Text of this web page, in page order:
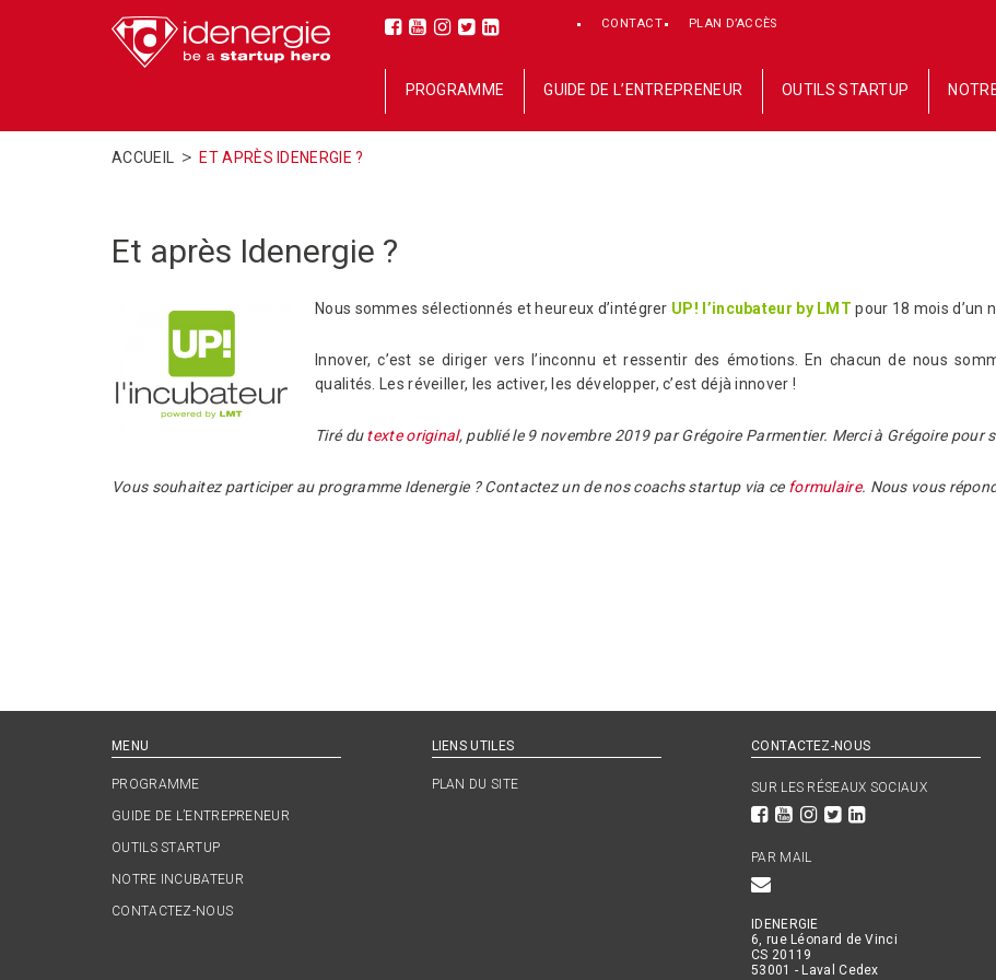
PROGRAMME GUIDE DE L’ENTREPRENEUR OUTILS STARTUP
CONTACT PLAN D’ACCÈS
ACCUEIL > ET APRÈS IDENERGIE ?
Et après Idenergie ?
Nous sommes sélectionnés et heureux d’intégrer UP! l’incubateur by LMT pour 18 mois d’un
Innover, c’est se diriger vers l’inconnu et ressentir des émotions. En chacun de nous
qualités. Les réveiller, les activer, les développer, c’est déjà innover !
Tiré dutexte original, publié le 9 novembre 2019 par Grégoire Parmentier. Merci à Grégoire pour
Vous souhaitez participer au programme Idenergie ?Contactez un de nos coachs startup via ce formulaire. Nous vous
MENU
PROGRAMME
GUIDE DE L’ENTREPRENEUR
OUTILS STARTUP
NOTRE INCUBATEUR
CONTACTEZ-NOUS
LIENS UTILES
PLAN DU SITE
CONTACTEZ-NOUS
SUR LES RÉSEAUX SOCIAUX
PAR MAIL
IDENERGIE
6, rue Léonard de Vinci
CS 20119
53001 - Laval Cedex